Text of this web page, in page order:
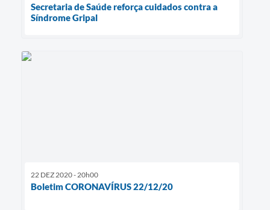
Secretaria de Saúde reforça cuidados contra a
Síndrome Gripal
22 DEZ 2020 - 20h00
Boletim CORONAVÍRUS 22/12/20